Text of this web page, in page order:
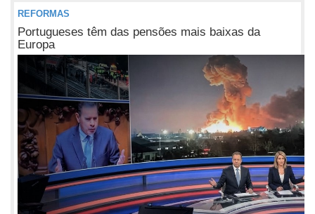
REFORMAS
Portugueses têm das pensões mais baixas da
Europa